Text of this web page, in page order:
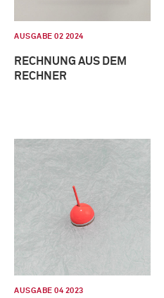
AUSGABE 02 2024
RECHNUNG AUS DEM
RECHNER
AUSGABE 04 2023